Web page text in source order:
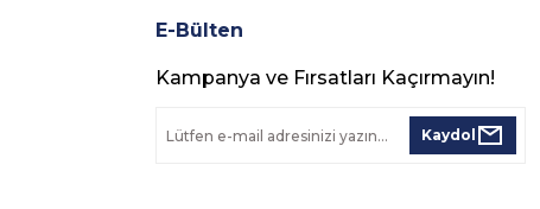
E-Bülten
Kampanya ve Fırsatları Kaçırmayın!
Kaydol